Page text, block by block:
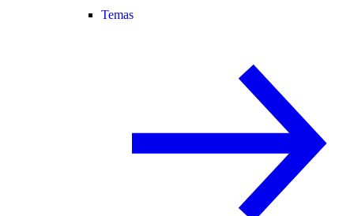
Temas